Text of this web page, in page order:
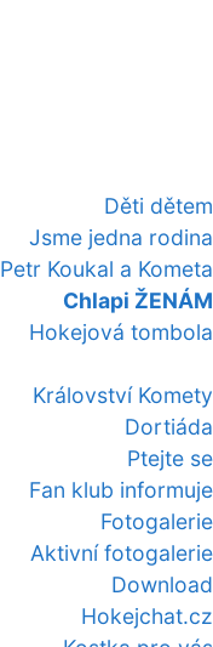
Děti dětem
Jsme jedna rodina
Petr Koukal a Kometa
Chlapi ŽENÁM
Hokejová tombola
Království Komety
Dortiáda
Ptejte se
Fan klub informuje
Fotogalerie
Aktivní fotogalerie
Download
Hokejchat.cz